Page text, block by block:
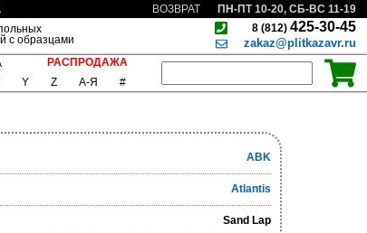
ВОЗВРАТ
ПН-ПТ 10-20, СБ-ВС 11-19
с образцами
8 (812) 425-30-45
zakaz@plitkazavr.ru
РАСПРОДАЖА
Y Z А-Я #
ABK
Atlantis
Sand Lap